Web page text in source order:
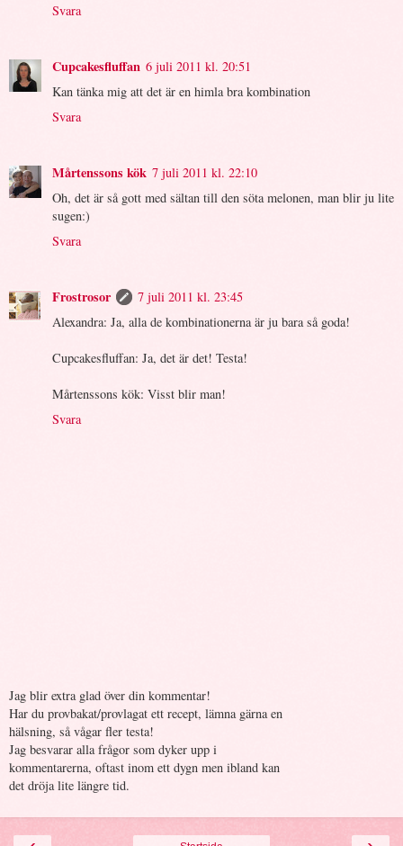
Svara
Cupcakesfluffan 6 juli 2011 kl. 20:51
Kan tänka mig att det är en himla bra kombination
Svara
Mårtenssons kök 7 juli 2011 kl. 22:10
Oh, det är så gott med sältan till den söta melonen, man blir ju lite
sugen:)
Svara
Frostrosor
7 juli 2011 kl. 23:45
Alexandra: Ja, alla de kombinationerna är ju bara så goda!
Cupcakesfluffan: Ja, det är det! Testa!
Mårtenssons kök: Visst blir man!
Svara
Jag blir extra glad över din kommentar!
Har du provbakat/provlagat ett recept, lämna gärna en
hälsning, så vågar fler testa!
Jag besvarar alla frågor som dyker upp i
kommentarerna, oftast inom ett dygn men ibland kan
det dröja lite längre tid.